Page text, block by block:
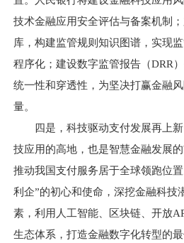
技术金融应用安全评估与备案机制
库，构建监管规则知识图谱，实现
程序化；建设数字监管报告（DRR
统一性和穿透性，为坚决打赢金融
量。
四是，科技驱动支付发展再上新
技应用的高地，也是智慧金融发展
推动我国支付服务居于全球领跑位
利企”的初心和使命，深挖金融科技
素，利用人工智能、区块链、开放
生态体系，打造金融数字化转型的